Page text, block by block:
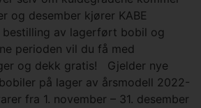
og desember kjører KABE
bestilling av lagerført bobil og
perioden vil du få med
og dekk gratis! Gjelder nye
på lager av årsmodell 2022-
fra 1. november – 31. desember